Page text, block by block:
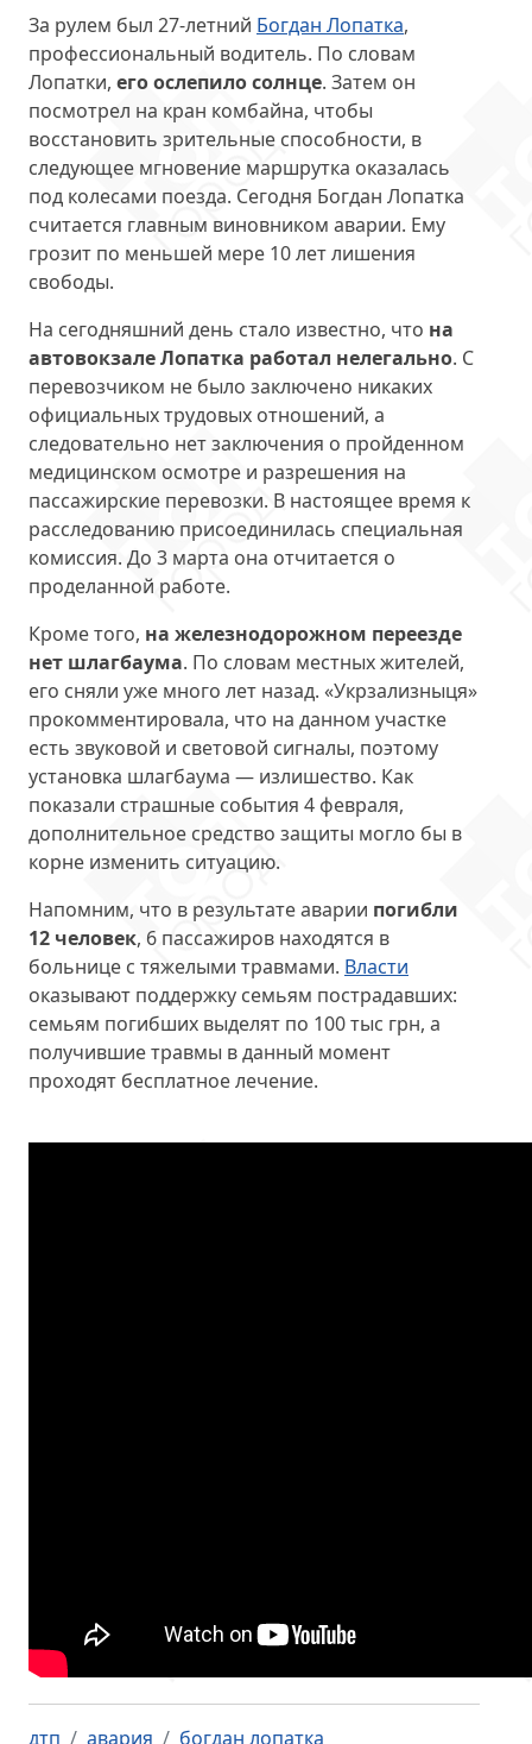
За рулем был 27-летний Богдан Лопатка,
профессиональный водитель. По словам
Лопатки, его ослепило солнце. Затем он
посмотрел на кран комбайна, чтобы
восстановить зрительные способности, в
следующее мгновение маршрутка оказалась
под колесами поезда. Сегодня Богдан Лопатка
считается главным виновником аварии. Ему
грозит по меньшей мере 10 лет лишения
свободы.
На сегодняшний день стало известно, что на
автовокзале Лопатка работал нелегально. С
перевозчиком не было заключено никаких
официальных трудовых отношений, а
следовательно нет заключения о пройденном
медицинском осмотре и разрешения на
пассажирские перевозки. В настоящее время к
расследованию присоединилась специальная
комиссия. До 3 марта она отчитается о
проделанной работе.
Кроме того, на железнодорожном переезде
нет шлагбаума. По словам местных жителей,
его сняли уже много лет назад. «Укрзализныця»
прокомментировала, что на данном участке
есть звуковой и световой сигналы, поэтому
установка шлагбаума — излишество. Как
показали страшные события 4 февраля,
дополнительное средство защиты могло бы в
корне изменить ситуацию.
Напомним, что в результате аварии погибли
12 человек, 6 пассажиров находятся в
больнице с тяжелыми травмами. Власти
оказывают поддержку семьям пострадавших:
семьям погибших выделят по 100 тыс грн, а
получившие травмы в данный момент
проходят бесплатное лечение.
дтп авария богдан лопатка